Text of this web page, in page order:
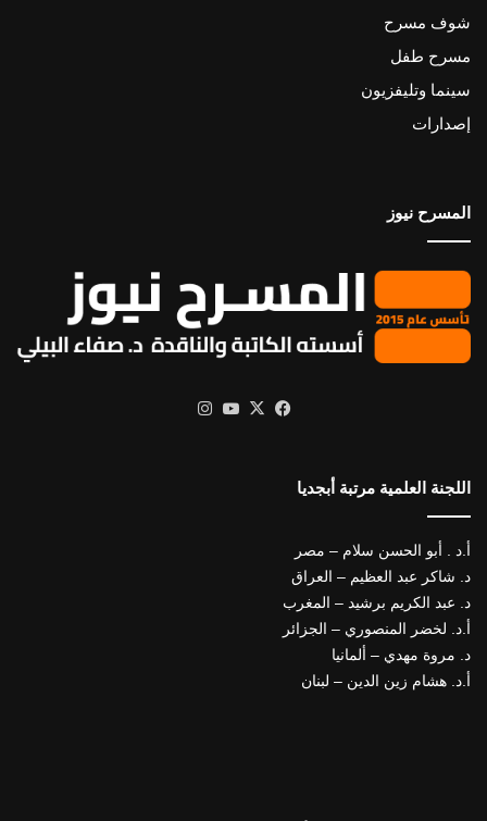
شوف مسرح
مسرح طفل
سينما وتليفزيون
إصدارات
المسرح نيوز
فيسبوك
X يوتيوب
اللجنة العلمية مرتبة أبجديا
أ.د . أبو الحسن سلام – مصر
د. شاكر عبد العظيم – العراق
د. عبد الكريم برشيد – المغرب
أ.د. لخضر المنصوري – الجزائر
د. مروة مهدي – ألمانيا
أ.د. هشام زين الدين – لبنان